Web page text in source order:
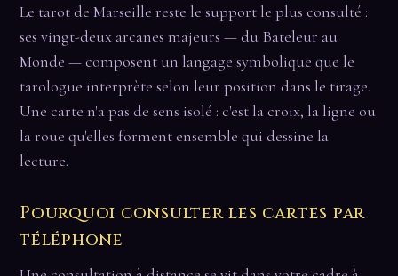
Le tarot de Marseille reste le support le plus consulté :
ses vingt-deux arcanes majeurs — du Bateleur au
Monde — composent un langage symbolique que le
tarologue interprète selon leur position dans le tirage.
Une carte n'a pas de sens isolé : c'est la croix, la ligne ou
la roue qu'elles forment ensemble qui dessine la
lecture.
Pourquoi consulter les cartes par
téléphone